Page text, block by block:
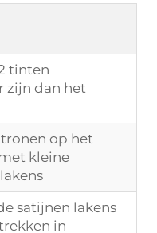
tinten
zijn dan het
op het
kleine
satijnen lakens
in